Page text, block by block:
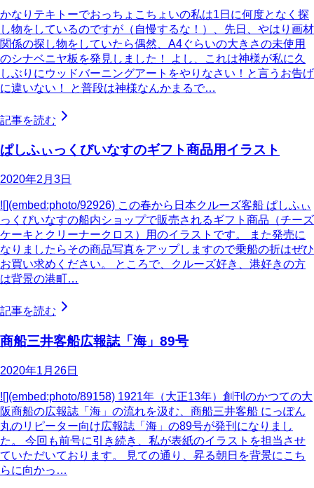
かなりテキトーでおっちょこちょいの私は1日に何度となく探
し物をしているのですが（自慢するな！）、先日、やはり画材
関係の探し物をしていたら偶然、A4ぐらいの大きさの未使用
のシナベニヤ板を発見しました！ よし、これは神様が私に久
しぶりにウッドバーニングアートをやりなさい！と言うお告げ
に違いない！ と普段は神様なんかまるで…
記事を読む
ぱしふぃっくびいなすのギフト商品用イラスト
2020年2月3日
![](embed:photo/92926) この春から日本クルーズ客船 ぱしふぃ
っくびいなすの船内ショップで販売されるギフト商品（チーズ
ケーキとクリーナークロス）用のイラストです。 また発売に
なりましたらその商品写真をアップしますので乗船の折はぜひ
お買い求めください。 ところで、クルーズ好き、港好きの方
は背景の港町…
記事を読む
商船三井客船広報誌「海」89号
2020年1月26日
![](embed:photo/89158) 1921年（大正13年）創刊のかつての大
阪商船の広報誌「海」の流れを汲む、商船三井客船 にっぽん
丸のリピーター向け広報誌「海」の89号が発刊になりまし
た。 今回も前号に引き続き、私が表紙のイラストを担当させ
ていただいております。 見ての通り、昇る朝日を背景にこち
らに向かっ…